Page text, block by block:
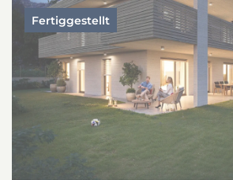
Fertiggestellt